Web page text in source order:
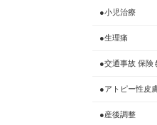
●小児治療
●生理痛
●交通事故 保険
●アトピー性皮
●産後調整